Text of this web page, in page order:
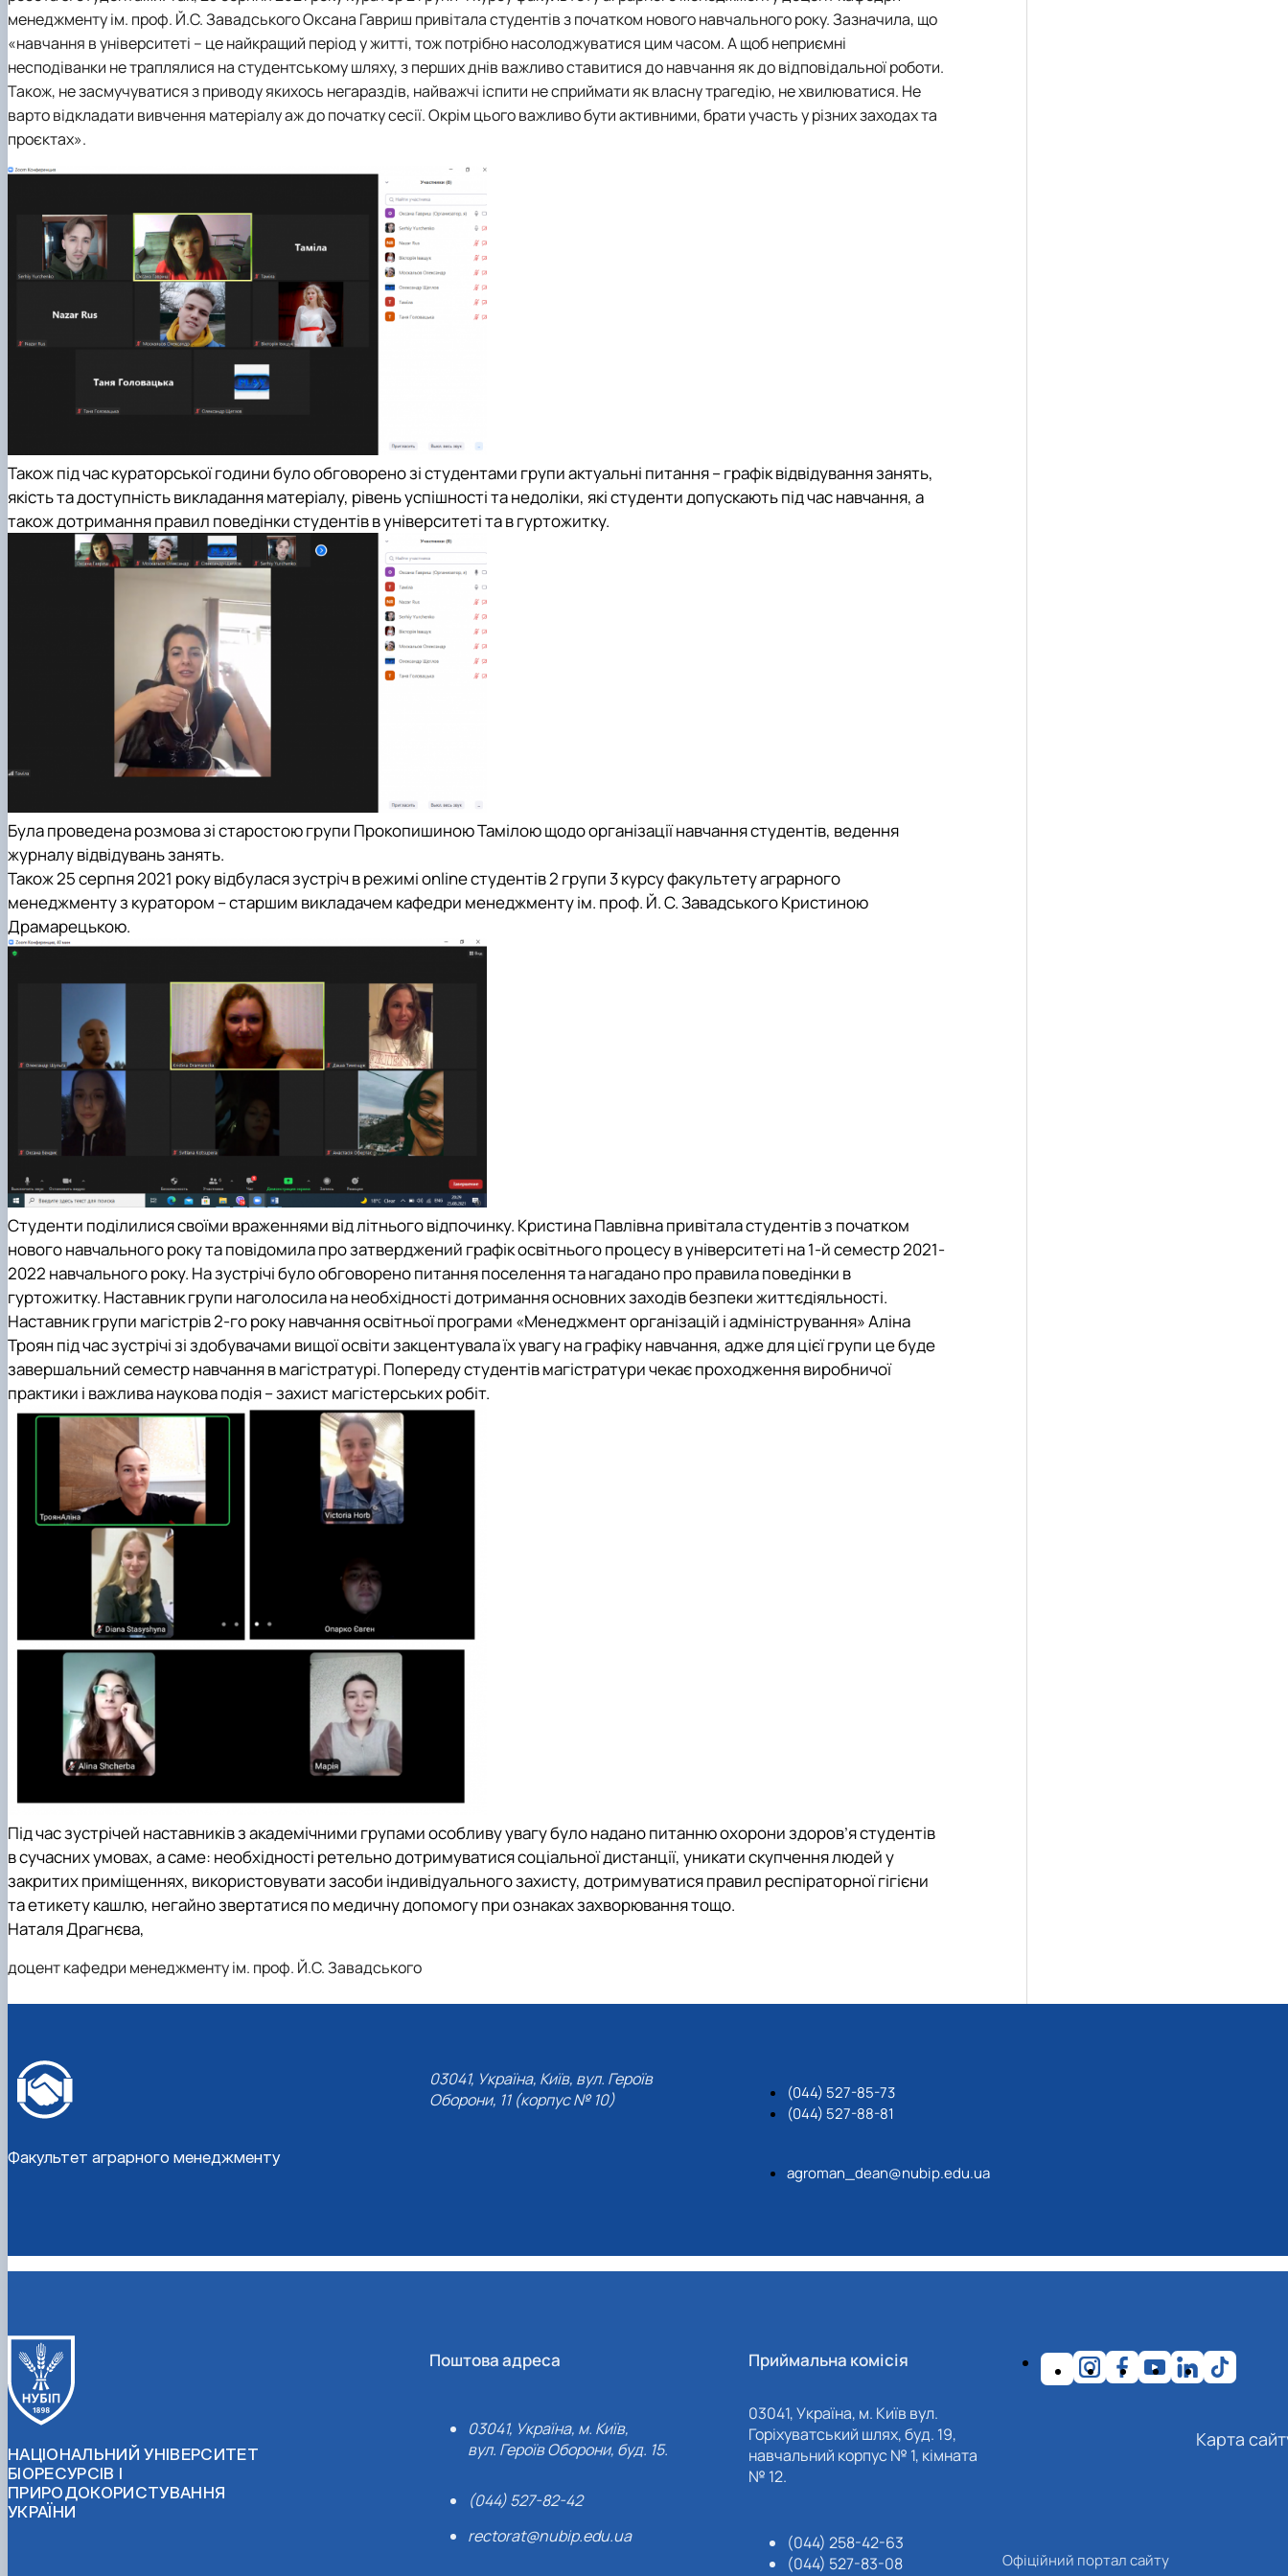
Сенат студентської організації факультету
Стипендія
менеджменту ім. проф. Й.С. Завадського Оксана Гавриш привітала студентів з початком нового навчального року. Зазначила, що
«навчання в університеті – це найкращий період у житті, тож потрібно насолоджуватися цим часом. А щоб неприємні
несподіванки не траплялися на студентському шляху, з перших днів важливо ставитися до навчання як до відповідальної роботи.
Також, не засмучуватися з приводу якихось негараздів, найважчі іспити не сприймати як власну трагедію, не хвилюватися. Не
варто відкладати вивчення матеріалу аж до початку сесії. Окрім цього важливо бути активними, брати участь у різних заходах та
проєктах».
Також під час кураторської години було обговорено зі студентами групи актуальні питання – графік відвідування занять,
якість та доступність викладання матеріалу, рівень успішності та недоліки, які студенти допускають під час навчання, а
також дотримання правил поведінки студентів в університеті та в гуртожитку.
Була проведена розмова зі старостою групи Прокопишиною Тамілою щодо організації навчання студентів, ведення
журналу відвідувань занять.
Також 25 серпня 2021 року відбулася зустріч в режимі online студентів 2 групи 3 курсу факультету аграрного
менеджменту з куратором – старшим викладачем кафедри менеджменту ім. проф. Й. С. Завадського Кристиною
Драмарецькою.
Студенти поділилися своїми враженнями від літнього відпочинку. Кристина Павлівна привітала студентів з початком
нового навчального року та повідомила про затверджений графік освітнього процесу в університеті на 1-й семестр 2021-
2022 навчального року. На зустрічі було обговорено питання поселення та нагадано про правила поведінки в
гуртожитку. Наставник групи наголосила на необхідності дотримання основних заходів безпеки життєдіяльності.
Наставник групи магістрів 2-го року навчання освітньої програми «Менеджмент організацій і адміністрування» Аліна
Троян під час зустрічі зі здобувачами вищої освіти закцентувала їх увагу на графіку навчання, адже для цієї групи це буде
завершальний семестр навчання в магістратурі. Попереду студентів магістратури чекає проходження виробничої
практики і важлива наукова подія – захист магістерських робіт.
Під час зустрічей наставників з академічними групами особливу увагу було надано питанню охорони здоров’я студентів
в сучасних умовах, а саме: необхідності ретельно дотримуватися соціальної дистанції, уникати скупчення людей у
закритих приміщеннях, використовувати засоби індивідуального захисту, дотримуватися правил респіраторної гігієни
та етикету кашлю, негайно звертатися по медичну допомогу при ознаках захворювання тощо.
Наталя Драгнєва,
доцент кафедри менеджменту ім. проф. Й.С. Завадського
Факультет аграрного менеджменту
03041, Україна, Київ, вул. Героїв
Оборони, 11 (корпус № 10)
(044) 527-85-73
(044) 527-88-81
agroman_dean@nubip.edu.ua
НАЦІОНАЛЬНИЙ УНІВЕРСИТЕТ
БІОРЕСУРСІВ І
ПРИРОДОКОРИСТУВАННЯ
УКРАЇНИ
Поштова адреса
03041, Україна, м. Київ,
вул. Героїв Оборони, буд. 15.
(044) 527-82-42
rectorat@nubip.edu.ua
Приймальна комісія
03041, Україна, м. Київ вул.
Горіхуватський шлях, буд. 19,
навчальний корпус № 1, кімната
№ 12.
(044) 258-42-63
(044) 527-83-08
Карта
Офіційний портал сайту